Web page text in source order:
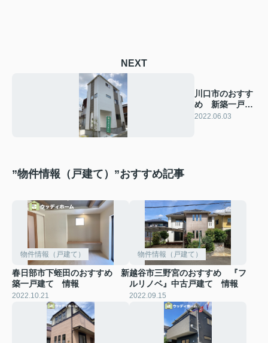
NEXT
川口市のおすす
め 新築一戸建
て 情報
2022.06.03
”物件情報（戸建て）”おすすめ記事
物件情報（戸建て）
春日部市下蛭田のおすすめ 新
築一戸建て 情報
2022.10.21
物件情報（戸建て）
越谷市三野宮のおすすめ 『フ
ルリノベ』中古戸建て 情報
2022.09.15